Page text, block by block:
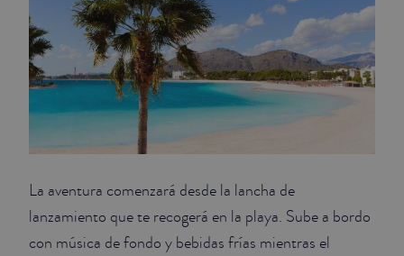
La aventura comenzará desde la lancha de
lanzamiento que te recogerá en la playa. Sube a bordo
con música de fondo y bebidas frías mientras el